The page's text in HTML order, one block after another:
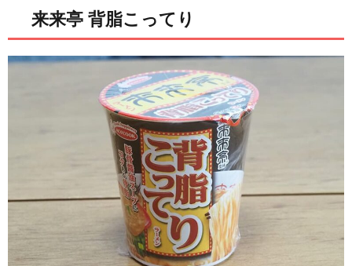
来来亭 背脂こってり